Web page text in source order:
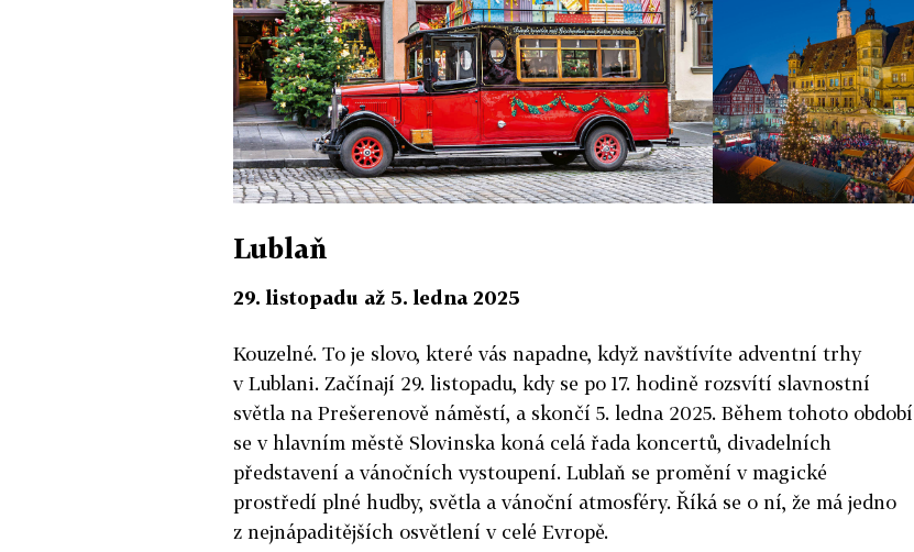
Lublaň
29. listopadu až 5. ledna 2025
Kouzelné. To je slovo, které vás napadne, když navštívíte adventní trhy
v Lublani. Začínají 29. listopadu, kdy se po 17. hodině rozsvítí slavnostní
světla na Prešerenově náměstí, a skončí 5. ledna 2025. Během tohoto období
se v hlavním městě Slovinska koná celá řada koncertů, divadelních
představení a vánočních vystoupení. Lublaň se promění v magické
prostředí plné hudby, světla a vánoční atmosféry. Říká se o ní, že má jedno
z nejnápaditějších osvětlení v celé Evropě.